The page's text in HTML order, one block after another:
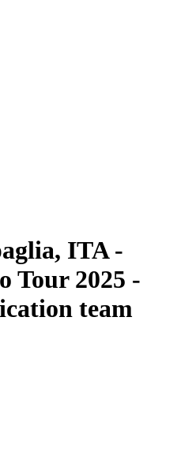
ITA -
Tour 2025 -
team